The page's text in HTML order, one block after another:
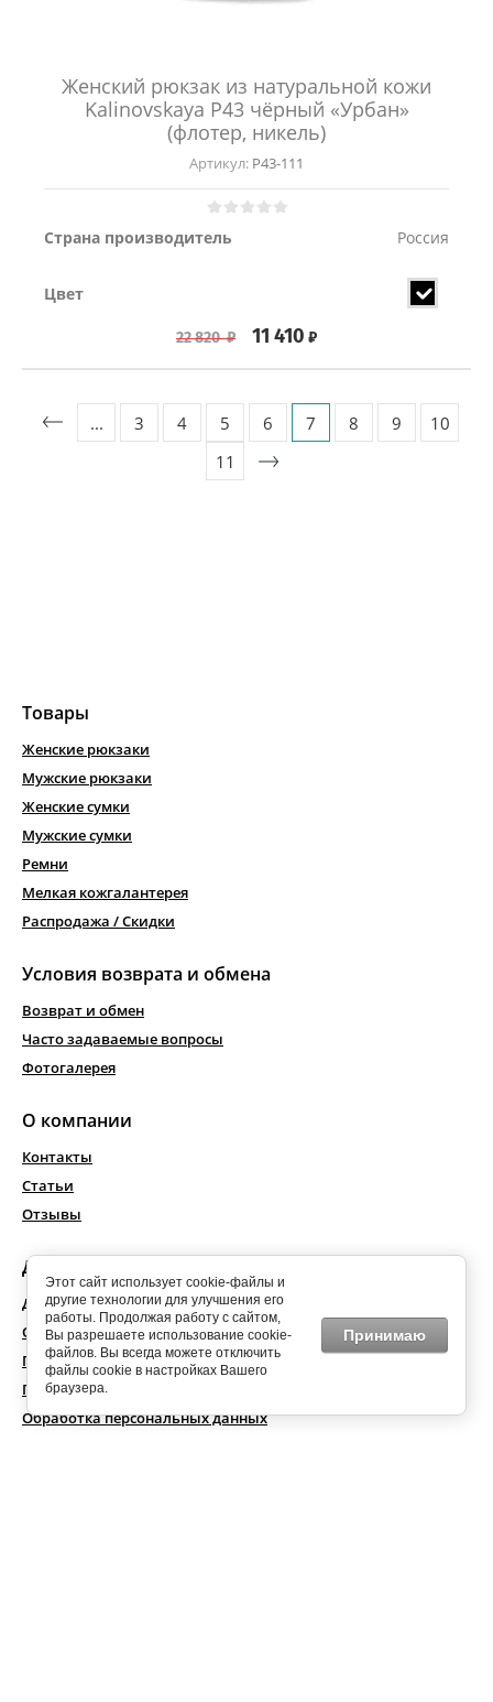
Женский рюкзак из натуральной кожи
Kalinovskaya Р43 чёрный «Урбан»
(флотер, никель)
Артикул: Р43-111
Страна производитель Россия
Цвет
22 820₽ 11 410 ₽
... 3 4 5 6 7 8 9
10
11
Товары
Женские рюкзаки
Мужские рюкзаки
Женские сумки
Мужские сумки
Ремни
Мелкая кожгалантерея
Распродажа / Скидки
Условия возврата и обмена
Возврат и обмен
Часто задаваемые вопросы
Фотогалерея
О компании
Контакты
Статьи
Отзывы
Доставка и оплата
Доставка и оплата
Обратная связь
Публичная оферта
Политика конфиденциальности
Обработка персональных данных
Этот сайт использует cookie-файлы и
другие технологии для улучшения его
работы. Продолжая работу с сайтом,
Вы разрешаете использование cookie-
файлов. Вы всегда можете отключить
файлы cookie в настройках Вашего
браузера.
Принимаю